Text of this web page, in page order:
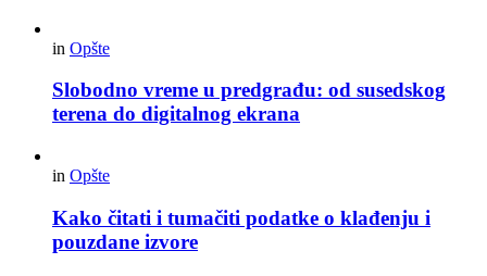
in Opšte
Slobodno vreme u predgrađu: od susedskog
terena do digitalnog ekrana
in Opšte
Kako čitati i tumačiti podatke o klađenju i
pouzdane izvore